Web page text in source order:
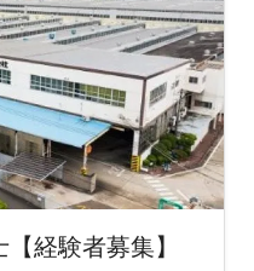
経験者募集】